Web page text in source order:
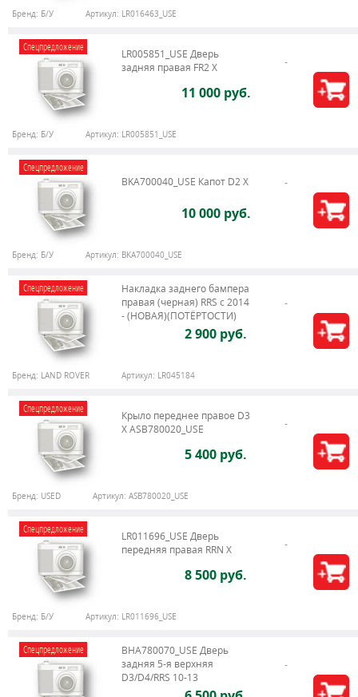
Бренд: Б/У Артикул: LR016463_USE
Спецпредложение
LR005851_USE Дверь
задняя правая FR2 X
11 000 руб.
Бренд: Б/У Артикул: LR005851_USE
Спецпредложение
BKA700040_USE Капот D2 X
10 000 руб.
Бренд: Б/У Артикул: BKA700040_USE
Спецпредложение
Накладка заднего бампера
правая (черная) RRS c 2014
- (НОВАЯ)(ПОТЁРТОСТИ)
2 900 руб.
Бренд: LAND ROVER Артикул: LR045184
Спецпредложение
Крыло переднее правое D3
X ASB780020_USE
5 400 руб.
Бренд: USED Артикул: ASB780020_USE
Спецпредложение
LR011696_USE Дверь
передняя правая RRN X
8 500 руб.
Бренд: Б/У Артикул: LR011696_USE
Спецпредложение
BHA780070_USE Дверь
задняя 5-я верхняя
D3/D4/RRS 10-13